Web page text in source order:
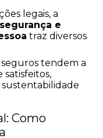
legais, a
segurança e
traz diversos
seguros tendem a
satisfeitos,
sustentabilidade
Como